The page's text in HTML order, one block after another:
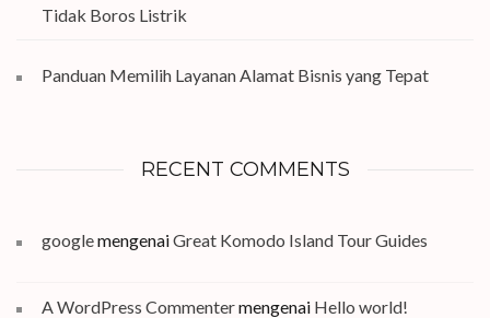
Tidak Boros Listrik
Panduan Memilih Layanan Alamat Bisnis yang Tepat
RECENT COMMENTS
googlemengenaiGreat Komodo Island Tour Guides
A WordPress Commentermengenai Hello world!